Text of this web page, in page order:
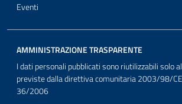
Eventi
AMMINISTRAZIONE TRASPARENTE
I dati personali pubblicati sono riutilizzabili solo
previste dalla direttiva comunitaria 2003/98/
36/2006